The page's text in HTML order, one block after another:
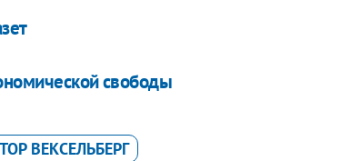
свободы
ВЕКСЕЛЬБЕРГ